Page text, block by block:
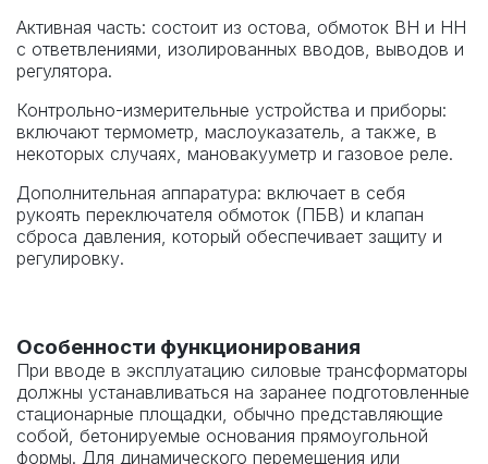
Активная часть: состоит из остова, обмоток ВН и НН
с ответвлениями, изолированных вводов, выводов и
регулятора.
Контрольно-измерительные устройства и приборы:
включают термометр, маслоуказатель, а также, в
некоторых случаях, мановакууметр и газовое реле.
Дополнительная аппаратура: включает в себя
рукоять переключателя обмоток (ПБВ) и клапан
сброса давления, который обеспечивает защиту и
регулировку.
Особенности функционирования
При вводе в эксплуатацию силовые трансформаторы
должны устанавливаться на заранее подготовленные
стационарные площадки, обычно представляющие
собой, бетонируемые основания прямоугольной
формы. Для динамического перемещения или